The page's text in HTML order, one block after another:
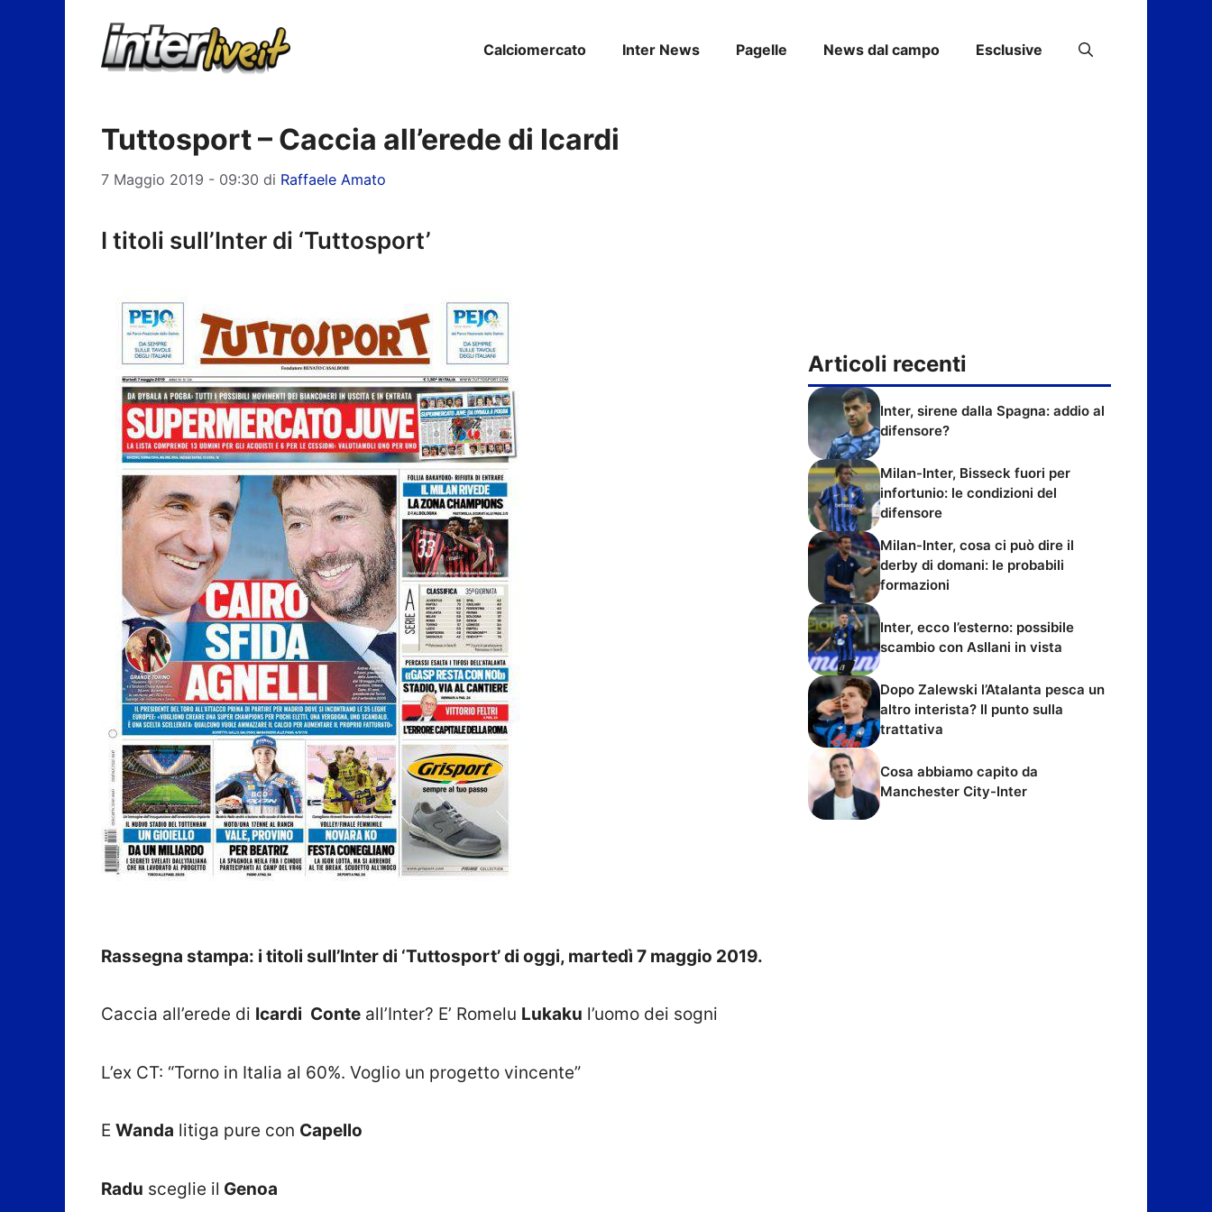
Calciomercato Inter News Pagelle News dal campo Esclusive
Tuttosport – Caccia all’erede di Icardi
7 Maggio 2019 - 09:30 di Raffaele Amato
I titoli sull’Inter di ‘Tuttosport’
Rassegna stampa: i titoli sull’Inter di ‘Tuttosport’ di oggi, martedì 7 maggio 2019.
Caccia all’erede di Icardi Conte all’Inter? E’ Romelu Lukaku l’uomo dei sogni
L’ex CT: “Torno in Italia al 60%. Voglio un progetto vincente”
E Wanda litiga pure con Capello
Radu sceglie il Genoa
Articoli recenti
Inter, sirene dalla Spagna: addio al
difensore?
Milan-Inter, Bisseck fuori per
infortunio: le condizioni del
difensore
Milan-Inter, cosa ci può dire il
derby di domani: le probabili
formazioni
Inter, ecco l’esterno: possibile
scambio con Asllani in vista
Dopo Zalewski l’Atalanta pesca un
altro interista? Il punto sulla
trattativa
Cosa abbiamo capito da
Manchester City-Inter